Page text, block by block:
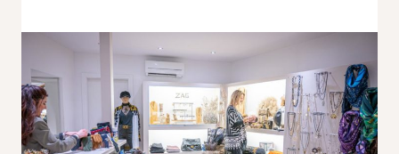
sont
nécessaires au
fonctionnement
du site Web.